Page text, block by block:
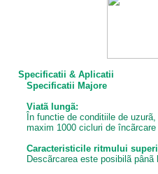
Specificatii & Aplicatii
Specificatii Majore
Viatã lungã:
În functie de conditiile de
maxim 1000 cicluri de
Caracteristicile ritmului
Descãrcarea este posibilã